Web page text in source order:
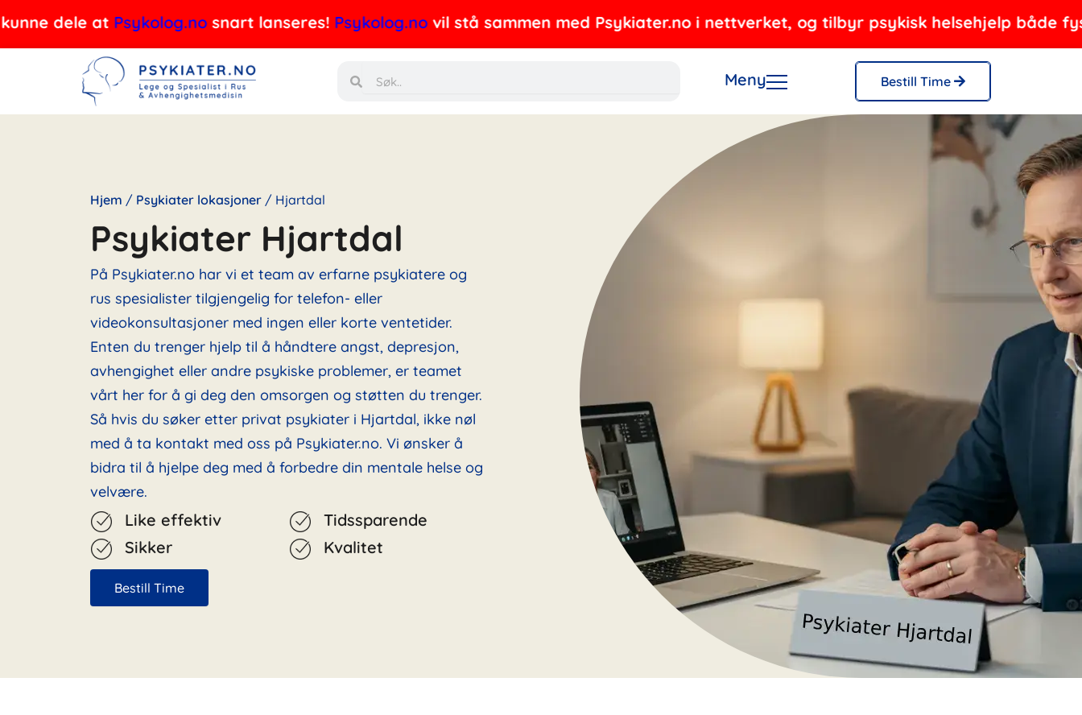
Hopp
dele atPsykolog.nosnart lanseres!Psykolog.novil stå sammen med Psykiater.no i nettverket, og tilbyr psykisk helsehjelp både fysisk
Meny Bestill Time
Hjem / Psykiater lokasjoner / Hjartdal
Psykiater Hjartdal
På Psykiater.no har vi et team av erfarne psykiatere og
rus spesialister tilgjengelig for telefon- eller
videokonsultasjoner med ingen eller korte ventetider.
Enten du trenger hjelp til å håndtere angst, depresjon,
avhengighet eller andre psykiske problemer, er teamet
vårt her for å gi deg den omsorgen og støtten du trenger.
Så hvis du søker etter privat psykiater i Hjartdal, ikke nøl
med å ta kontakt med oss på Psykiater.no. Vi ønsker å
bidra til å hjelpe deg med å forbedre din mentale helse og
velvære.
Like effektiv
Tidssparende
Sikker
Kvalitet
Bestill Time